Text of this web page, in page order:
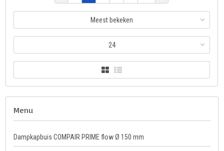
Meest bekeken
24
Menu
Dampkapbuis COMPAIR PRIME flow Ø 150 mm